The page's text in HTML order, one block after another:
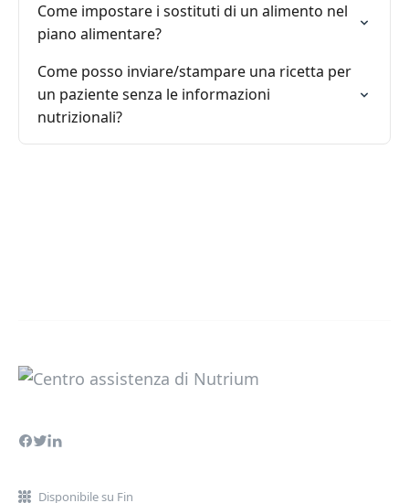
Come impostare i sostituti di un alimento nel
piano alimentare?
Come posso inviare/stampare una ricetta per
un paziente senza le informazioni
nutrizionali?
Disponibile su Fin